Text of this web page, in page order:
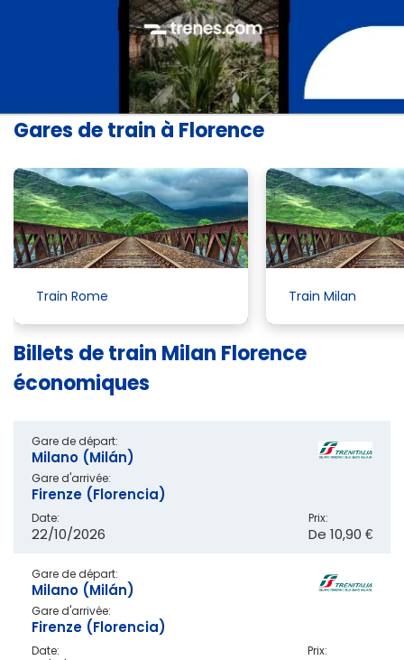
Gares de train à Florence
Train Rome Train Milan
Billets de train Milan Florence
économiques
Gare de départ:
Milano (Milán)
Gare d'arrivée:
Firenze (Florencia)
Date:
22/10/2026
Prix:
De 10,90 €
Gare de départ:
Milano (Milán)
Gare d'arrivée:
Firenze (Florencia)
Date: Prix: